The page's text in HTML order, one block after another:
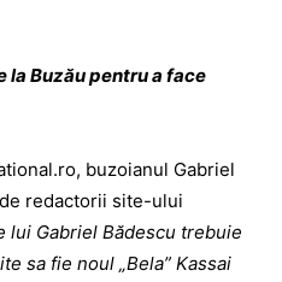
la Buzău pentru a face
buzoianul Gabriel
redactorii site-ului
lui Gabriel Bădescu trebuie
sa fie noul „Bela” Kassai